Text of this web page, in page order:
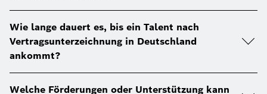
Wie lange dauert es, bis ein Talent nach
Vertragsunterzeichnung in Deutschland
ankommt?
Welche Förderungen oder Unterstützung kann